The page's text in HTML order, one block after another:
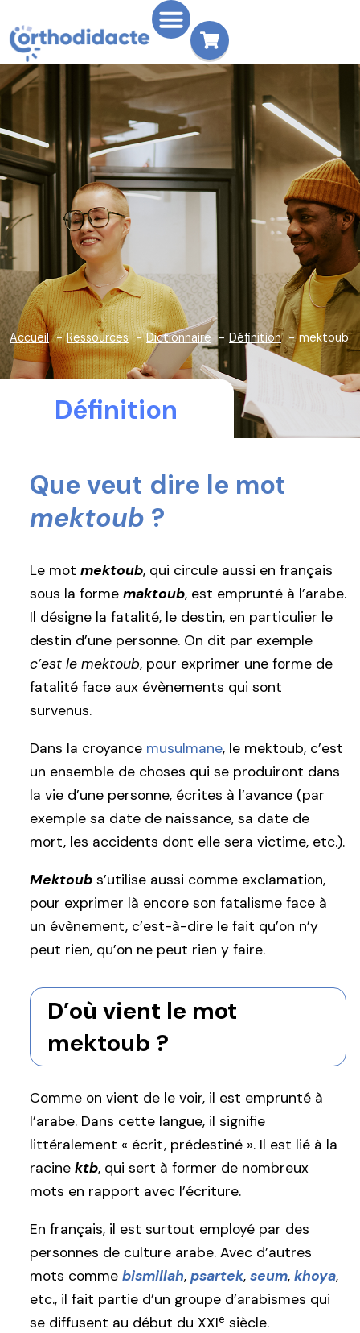
Accueil Ressources Dictionnaire Définition mektoub
Définition
Que veut dire le mot
mektoub ?
Le mot mektoub, qui circule aussi en français
sous la forme maktoub, est emprunté à l’arabe.
Il désigne la fatalité, le destin, en particulier le
destin d’une personne. On dit par exemple
c’est le mektoub, pour exprimer une forme de
fatalité face aux évènements qui sont
survenus.
Dans la croyance musulmane, le mektoub, c’est
un ensemble de choses qui se produiront dans
la vie d’une personne, écrites à l’avance (par
exemple sa date de naissance, sa date de
mort, les accidents dont elle sera victime, etc.).
Mektoub s’utilise aussi comme exclamation,
pour exprimer là encore son fatalisme face à
un évènement, c’est-à-dire le fait qu’on n’y
peut rien, qu’on ne peut rien y faire.
D’où vient le mot
mektoub ?
Comme on vient de le voir, il est emprunté à
l’arabe. Dans cette langue, il signifie
littéralement « écrit, prédestiné ». Il est lié à la
racine ktb, qui sert à former de nombreux
mots en rapport avec l’écriture.
En français, il est surtout employé par des
personnes de culture arabe. Avec d’autres
mots comme bismillah, psartek, seum, khoya,
etc., il fait partie d’un groupe d’arabismes qui
se diffusent au début du XXIe siècle.